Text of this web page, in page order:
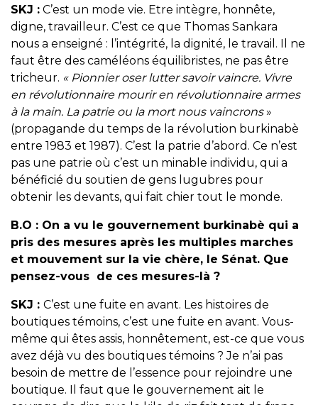
SKJ : C’est un mode vie. Etre intègre, honnête,
digne, travailleur. C’est ce que Thomas Sankara
nous a enseigné : l’intégrité, la dignité, le travail. Il ne
faut être des caméléons équilibristes, ne pas être
tricheur. « Pionnier oser lutter savoir vaincre. Vivre
en révolutionnaire mourir en révolutionnaire armes
à la main. La patrie ou la mort nous vaincrons»
(propagande du temps de la révolution burkinabè
entre 1983 et 1987). C’est la patrie d’abord. Ce n’est
pas une patrie où c’est un minable individu, qui a
bénéficié du soutien de gens lugubres pour
obtenir les devants, qui fait chier tout le monde.
B.O : On a vu le gouvernement burkinabè qui a
pris des mesures après les multiples marches
et mouvement sur la vie chère, le Sénat. Que
pensez-vous de ces mesures-là ?
SKJ : C’est une fuite en avant. Les histoires de
boutiques témoins, c’est une fuite en avant. Vous-
même qui êtes assis, honnêtement, est-ce que vous
avez déjà vu des boutiques témoins ? Je n’ai pas
besoin de mettre de l’essence pour rejoindre une
boutique. Il faut que le gouvernement ait le